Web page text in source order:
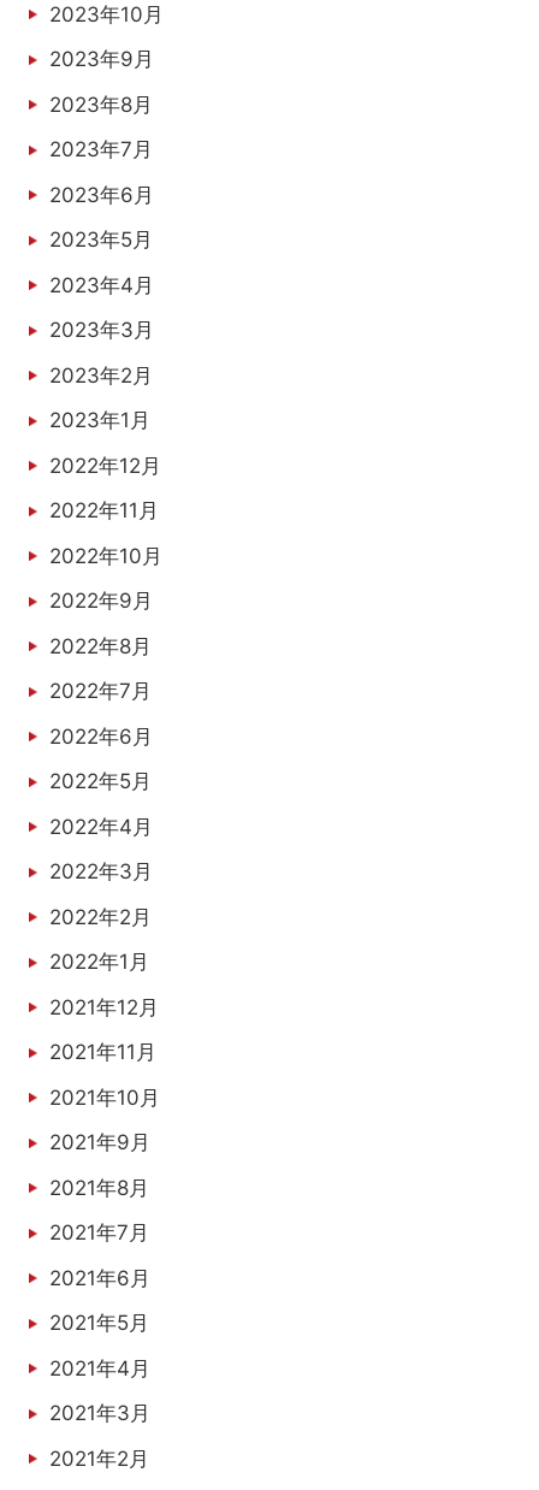
2023年10月
2023年9月
2023年8月
2023年7月
2023年6月
2023年5月
2023年4月
2023年3月
2023年2月
2023年1月
2022年12月
2022年11月
2022年10月
2022年9月
2022年8月
2022年7月
2022年6月
2022年5月
2022年4月
2022年3月
2022年2月
2022年1月
2021年12月
2021年11月
2021年10月
2021年9月
2021年8月
2021年7月
2021年6月
2021年5月
2021年4月
2021年3月
2021年2月